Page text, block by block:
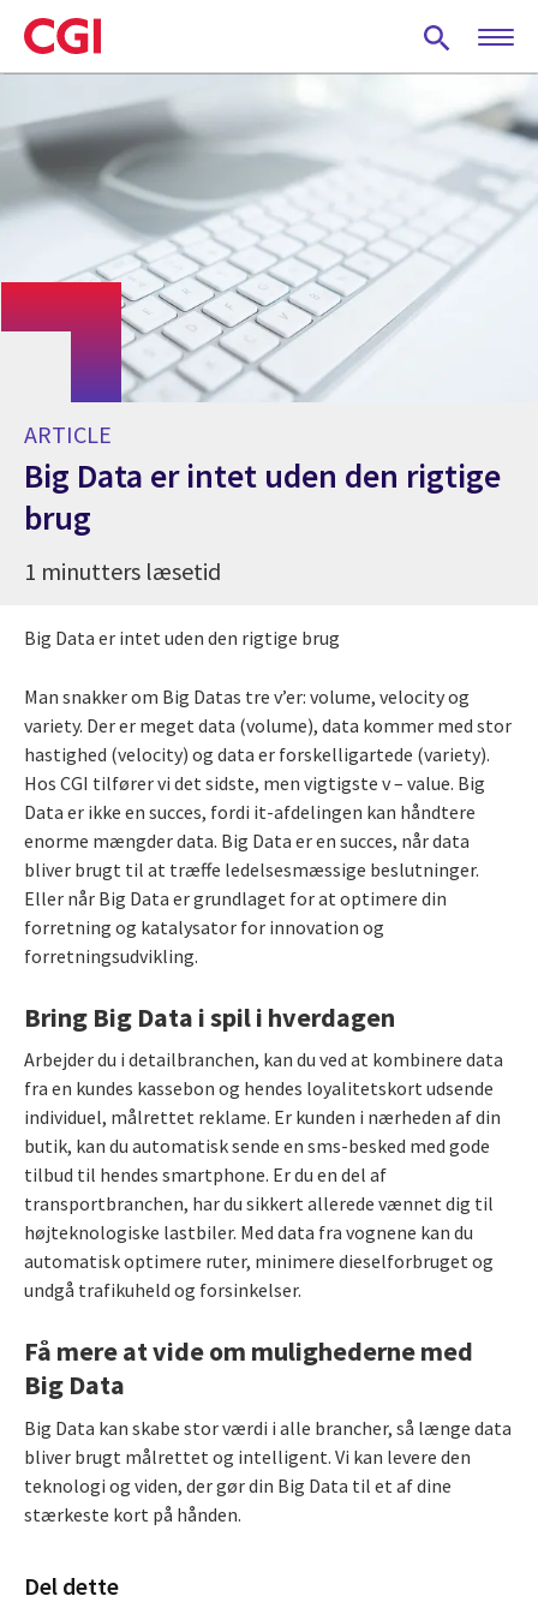
Skip
to
main
ARTICLE
Big Data er intet uden den rigtige
brug
1 minutters læsetid
Big Data er intet uden den rigtige brug
Man snakker om Big Datas tre v’er: volume, velocity og
variety. Der er meget data (volume), data kommer med stor
hastighed (velocity) og data er forskelligartede (variety).
Hos CGI tilfører vi det sidste, men vigtigste v – value. Big
Data er ikke en succes, fordi it-afdelingen kan håndtere
enorme mængder data. Big Data er en succes, når data
bliver brugt til at træffe ledelsesmæssige beslutninger.
Eller når Big Data er grundlaget for at optimere din
forretning og katalysator for innovation og
forretningsudvikling.
Bring Big Data i spil i hverdagen
Arbejder du i detailbranchen, kan du ved at kombinere data
fra en kundes kassebon og hendes loyalitetskort udsende
individuel, målrettet reklame. Er kunden i nærheden af din
butik, kan du automatisk sende en sms-besked med gode
tilbud til hendes smartphone. Er du en del af
transportbranchen, har du sikkert allerede vænnet dig til
højteknologiske lastbiler. Med data fra vognene kan du
automatisk optimere ruter, minimere dieselforbruget og
undgå trafikuheld og forsinkelser.
Få mere at vide om mulighederne med
Big Data
Big Data kan skabe stor værdi i alle brancher, så længe data
bliver brugt målrettet og intelligent. Vi kan levere den
teknologi og viden, der gør din Big Data til et af dine
stærkeste kort på hånden.
Del dette